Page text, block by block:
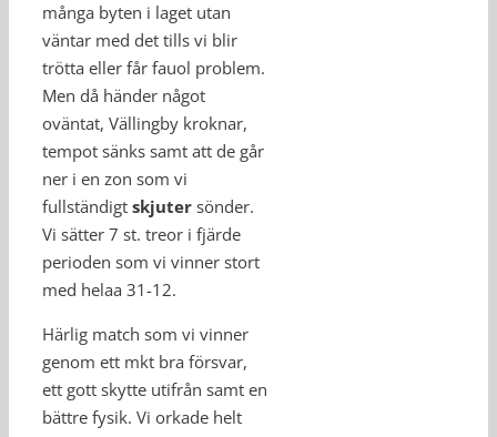
många byten i laget utan
väntar med det tills vi blir
trötta eller får fauol problem.
Men då händer något
oväntat, Vällingby kroknar,
tempot sänks samt att de går
ner i en zon som vi
fullständigt skjuter sönder.
Vi sätter 7 st. treor i fjärde
perioden som vi vinner stort
med helaa 31-12.
Härlig match som vi vinner
genom ett mkt bra försvar,
ett gott skytte utifrån samt en
bättre fysik. Vi orkade helt